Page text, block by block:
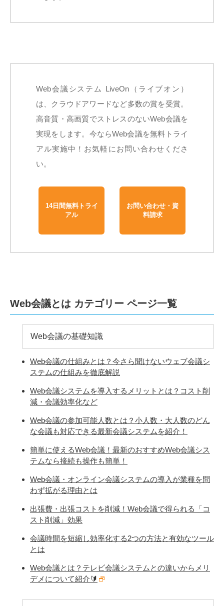
Web会議システム LiveOn（ライブオン）
は、クラウドアワードなど多数の賞を受賞。
高音質・高画質でストレスのないWeb会議を
実現をします。今ならWeb会議を無料トライ
アル実施中！お気軽にお問い合わせくださ
い。
14日間無料トライ
アル
お問い合わせ・資
料請求
Web会議とは カテゴリー ページ一覧
Web会議の基礎知識
Web会議の仕組みとは？今さら聞けないウェブ会議シ
ステムの仕組みを徹底解説
Web会議システムを導入するメリットとは？コスト削
減・会議効率化など
Web会議の参加可能人数とは？小人数・大人数のどん
な会議も対応できる最新会議システムを紹介！
簡単に使えるWeb会議！最新のおすすめWeb会議シス
テムなら接続も操作も簡単！
Web会議・オンライン会議システムの導入が業種を問
わず拡がる理由とは
出張費・出張コストを削減！Web会議で得られる「コ
スト削減」効果
会議時間を短縮し効率化する2つの方法と有効なツール
とは
Web会議とは？テレビ会議システムとの違いからメリ
デメについて紹介🔰